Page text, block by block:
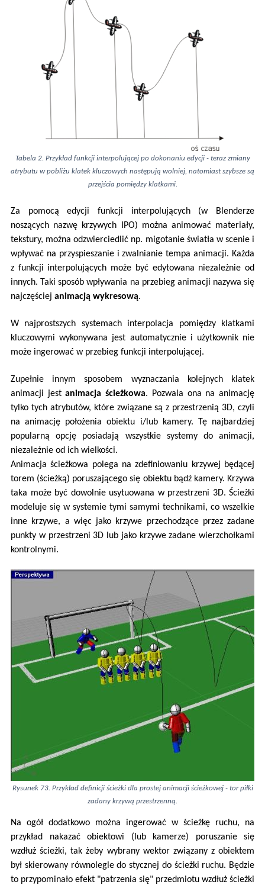
Tabela 2. Przykład funkcji interpolującej po dokonaniu edycji - teraz zmiany
atrybutu w pobliżu klatek kluczowych następują wolniej, natomiast szybsze są
przejścia pomiędzy klatkami.
Za pomocą edycji funkcji interpolujących (w Blenderze
noszących nazwę krzywych IPO) można animować materiały,
tekstury, można odzwierciedlić np. migotanie światła w scenie i
wpływać na przyspieszanie i zwalnianie tempa animacji. Każda
z funkcji interpolujących może być edytowana niezależnie od
innych. Taki sposób wpływania na przebieg animacji nazywa się
najczęściej animacją wykresową.
W najprostszych systemach interpolacja pomiędzy klatkami
kluczowymi wykonywana jest automatycznie i użytkownik nie
może ingerować w przebieg funkcji interpolującej.
Zupełnie innym sposobem wyznaczania kolejnych klatek
animacji jestanimacja ścieżkowa. Pozwala ona na animację
tylko tych atrybutów, które związane są z przestrzenią 3D, czyli
na animację położenia obiektu i/lub kamery. Tę najbardziej
popularną opcję posiadają wszystkie systemy do animacji,
niezależnie od ich wielkości.
Animacja ścieżkowa polega na zdefiniowaniu krzywej będącej
torem (ścieżką) poruszającego się obiektu bądź kamery. Krzywa
taka może być dowolnie usytuowana w przestrzeni 3D. Ścieżki
modeluje się w systemie tymi samymi technikami, co wszelkie
inne krzywe, a więc jako krzywe przechodzące przez zadane
punkty w przestrzeni 3D lub jako krzywe zadane wierzchołkami
kontrolnymi.
Rysunek 73. Przykład definicji ścieżki dla prostej animacji ścieżkowej - tor piłki
zadany krzywą przestrzenną.
Na ogół dodatkowo można ingerować w ścieżkę ruchu, na
przykład nakazać obiektowi (lub kamerze) poruszanie się
wzdłuż ścieżki, tak żeby wybrany wektor związany z obiektem
był skierowany równolegle do stycznej do ścieżki ruchu. Będzie
to przypominało efekt "patrzenia się" przedmiotu wzdłuż ścieżki